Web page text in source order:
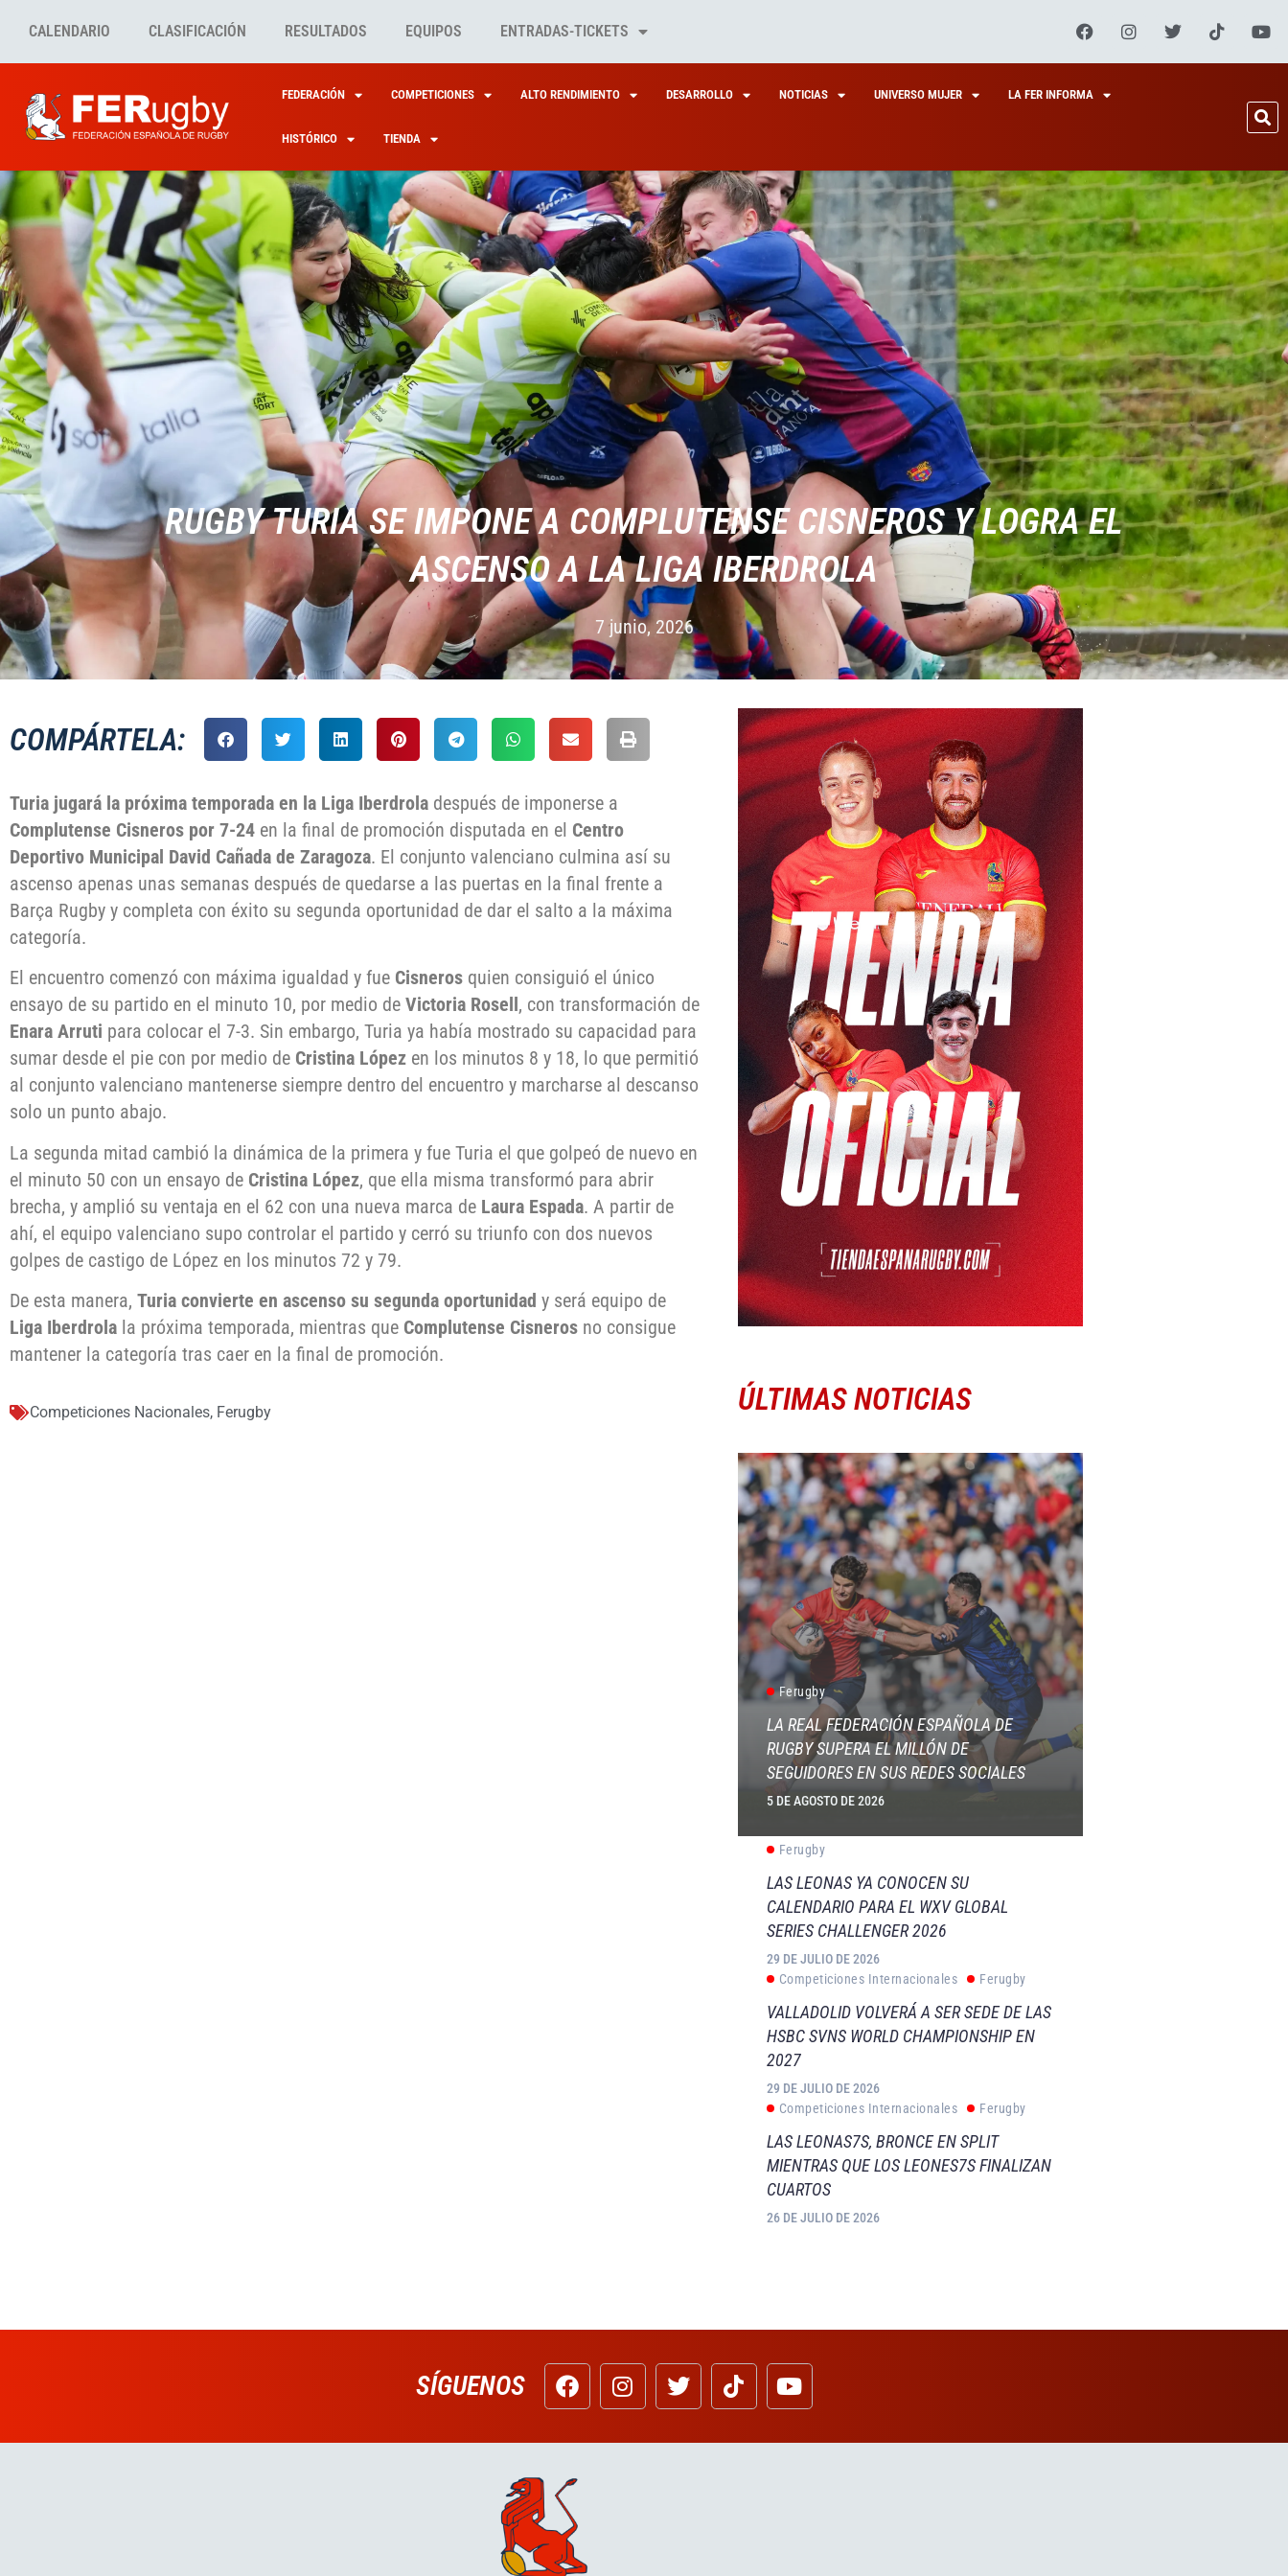
CALENDARIO CLASIFICACIÓN RESULTADOS EQUIPOS ENTRADAS-TICKETS
FEDERACIÓN COMPETICIONES ALTO RENDIMIENTO DESARROLLO NOTICIAS UNIVERSO MUJER LA FER INFORMA
HISTÓRICO TIENDA
RUGBY TURIA SE IMPONE A COMPLUTENSE CISNEROS Y LOGRA EL
ASCENSO A LA LIGA IBERDROLA
7 junio, 2026
COMPÁRTELA:
Turia jugará la próxima temporada en la Liga Iberdrola después de imponerse a
Complutense Cisneros por 7-24 en la final de promoción disputada en el Centro
Deportivo Municipal David Cañada de Zaragoza. El conjunto valenciano culmina así su
ascenso apenas unas semanas después de quedarse a las puertas en la final frente a
Barça Rugby y completa con éxito su segunda oportunidad de dar el salto a la máxima
categoría.
El encuentro comenzó con máxima igualdad y fue Cisneros quien consiguió el único
ensayo de su partido en el minuto 10, por medio de Victoria Rosell, con transformación de
Enara Arruti para colocar el 7-3. Sin embargo, Turia ya había mostrado su capacidad para
sumar desde el pie con por medio de Cristina López en los minutos 8 y 18, lo que permitió
al conjunto valenciano mantenerse siempre dentro del encuentro y marcharse al descanso
solo un punto abajo.
La segunda mitad cambió la dinámica de la primera y fue Turia el que golpeó de nuevo en
el minuto 50 con un ensayo de Cristina López, que ella misma transformó para abrir
brecha, y amplió su ventaja en el 62 con una nueva marca de Laura Espada. A partir de
ahí, el equipo valenciano supo controlar el partido y cerró su triunfo con dos nuevos
golpes de castigo de López en los minutos 72 y 79.
De esta manera, Turia convierte en ascenso su segunda oportunidad y será equipo de
Liga Iberdrola la próxima temporada, mientras que Complutense Cisneros no consigue
mantener la categoría tras caer en la final de promoción.
Competiciones Nacionales, Ferugby ÚLTIMAS NOTICIAS
Ferugby
LA REAL FEDERACIÓN ESPAÑOLA DE
RUGBY SUPERA EL MILLÓN DE
SEGUIDORES EN SUS REDES SOCIALES
5 DE AGOSTO DE 2026
Ferugby
LAS LEONAS YA CONOCEN SU
CALENDARIO PARA EL WXV GLOBAL
SERIES CHALLENGER 2026
29 DE JULIO DE 2026
Competiciones Internacionales
Ferugby
VALLADOLID VOLVERÁ A SER SEDE DE LAS
HSBC SVNS WORLD CHAMPIONSHIP EN
2027
29 DE JULIO DE 2026
Competiciones Internacionales
Ferugby
LAS LEONAS7S, BRONCE EN SPLIT
MIENTRAS QUE LOS LEONES7S FINALIZAN
CUARTOS
26 DE JULIO DE 2026
SÍGUENOS